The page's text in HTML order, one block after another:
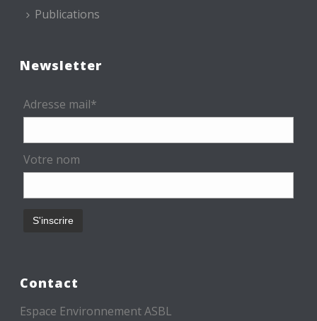
Publications
Newsletter
Adresse mail*
Votre nom
Contact
Espace Environnement ASBL